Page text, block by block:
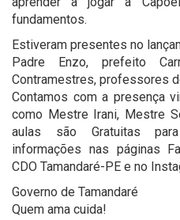
fundamentos.
Estiveram presentes no
Padre Enzo, prefeito
Contramestres, professores
Contamos com a presença
como Mestre Irani, Mestre
aulas são Gratuitas
informações nas páginas
CDO Tamandaré-PE e no
Governo de Tamandaré
Quem ama cuida!